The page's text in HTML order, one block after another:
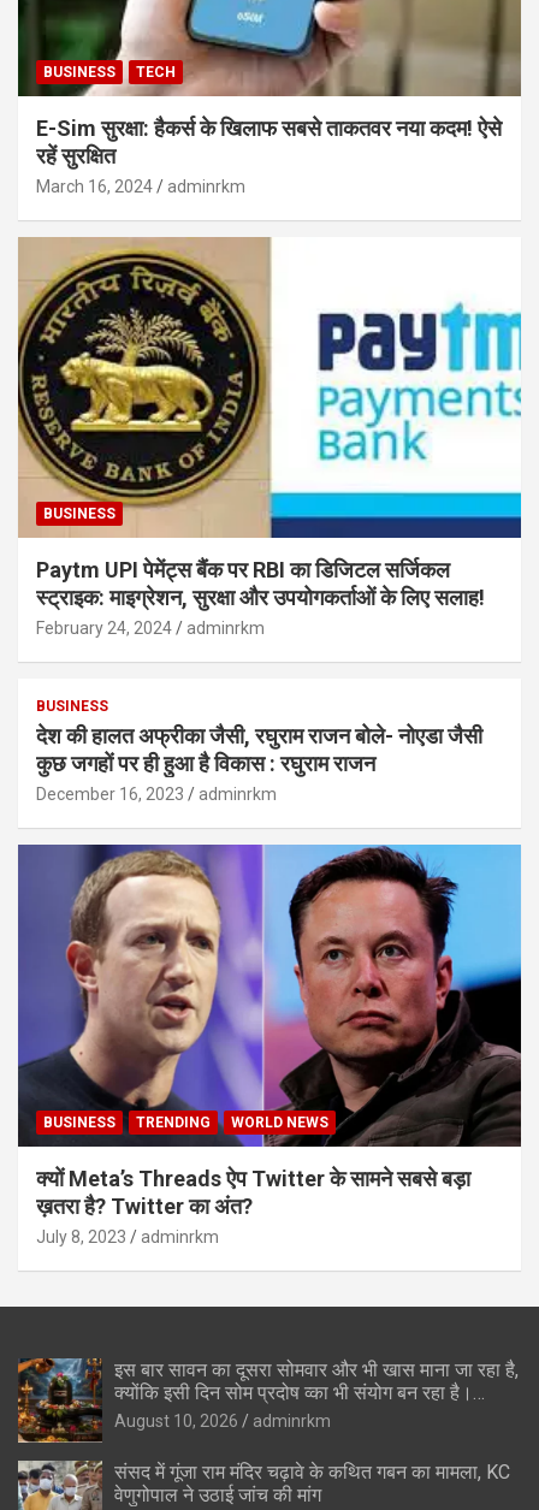
BUSINESS TECH
E-Sim सुरक्षा: हैकर्स के खिलाफ सबसे ताकतवर नया कदम! ऐसे
रहें सुरक्षित
March 16, 2024 adminrkm
BUSINESS
Paytm UPI पेमेंट्स बैंक पर RBI का डिजिटल सर्जिकल
स्ट्राइक: माइग्रेशन, सुरक्षा और उपयोगकर्ताओं के लिए सलाह!
February 24, 2024 adminrkm
BUSINESS
देश की हालत अफ्रीका जैसी, रघुराम राजन बोले- नोएडा जैसी
कुछ जगहों पर ही हुआ है विकास : रघुराम राजन
December 16, 2023 adminrkm
BUSINESS TRENDING WORLD NEWS
क्यों Meta’s Threads ऐप Twitter के सामने सबसे बड़ा
ख़तरा है? Twitter का अंत?
July 8, 2023 adminrkm
इस बार सावन का दूसरा सोमवार और भी खास माना जा रहा है,
क्योंकि इसी दिन सोम प्रदोष व्का भी संयोग बन रहा है।
सोमवार के दिन पड़ने वाले प्रदोष व्रत को सोम प्रदोष कहा
धार्मिक मान्यताओं के अनुसार, इस विशेष संयोग में शिवलिंग पर
कुछ खास चीजें अर्पित करने से भगवान शिव की कृपा प्राप्त
August 10, 2026 adminrkm
संसद में गूंजा राम मंदिर चढ़ावे के कथित गबन का मामला, KC
वेणुगोपाल ने उठाई जांच की मांग